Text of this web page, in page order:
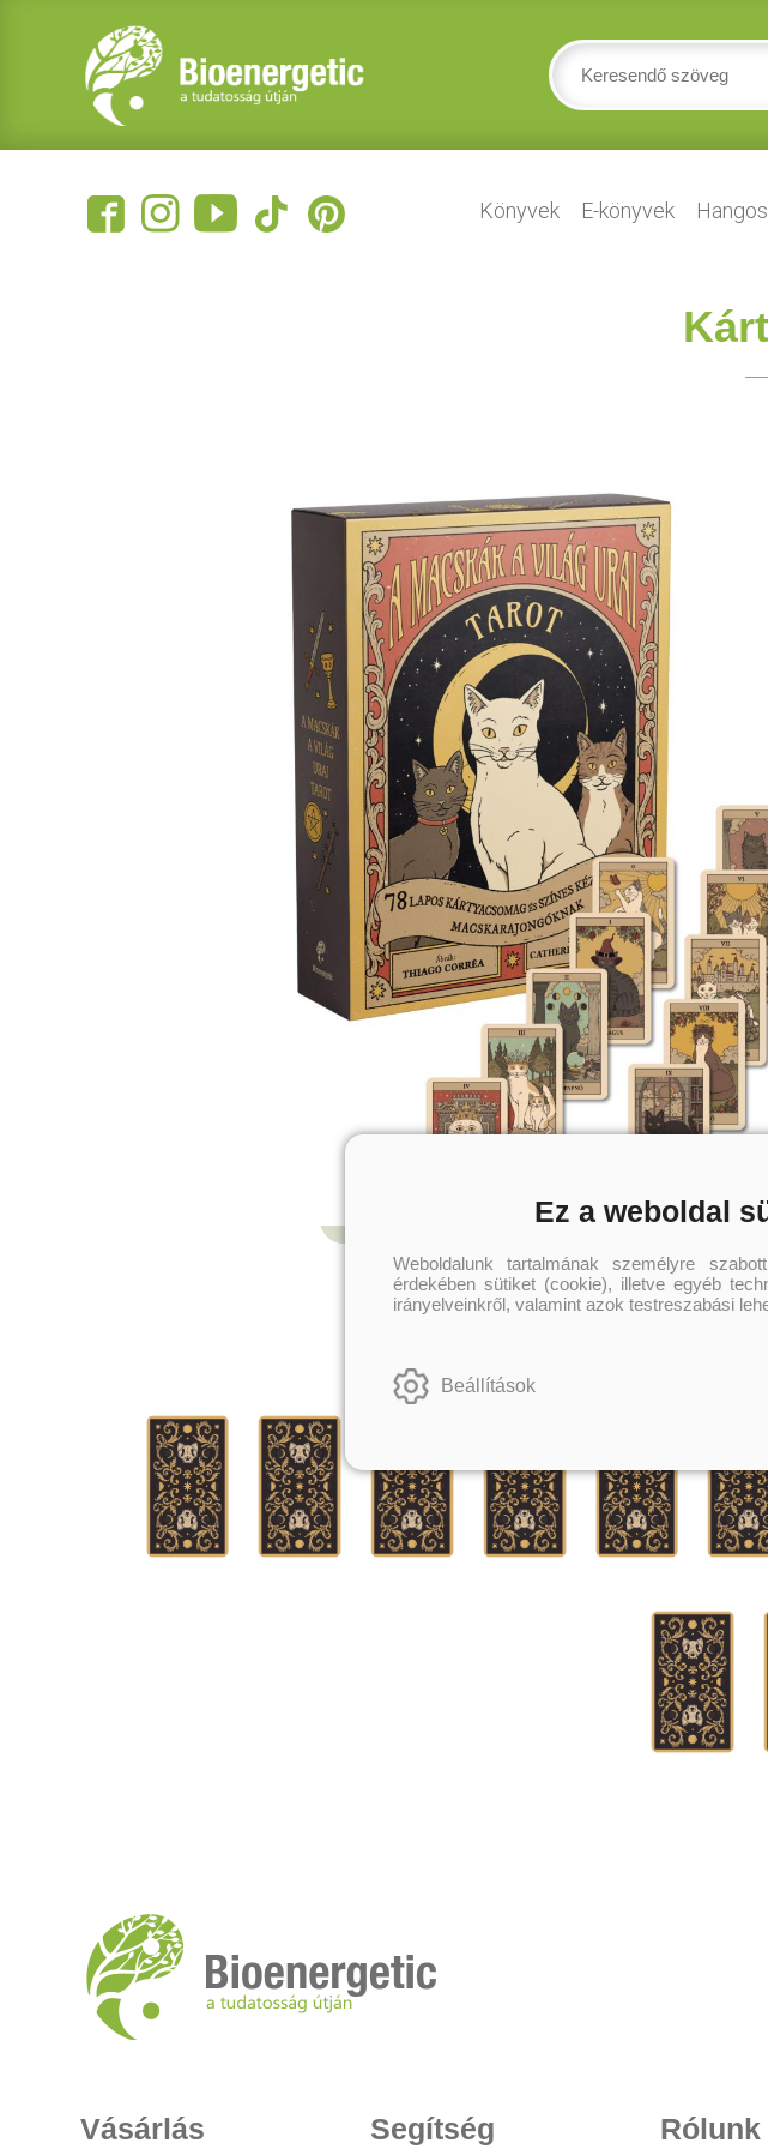
Könyvek E-könyvek
Húzz
Vásárlás Segítség Rólunk
Ez a weboldal
Weboldalunk tartalmának személyre
érdekében sütiket (cookie), illetve egyéb
irányelveinkről, valamint azok testreszabási
Beállítások